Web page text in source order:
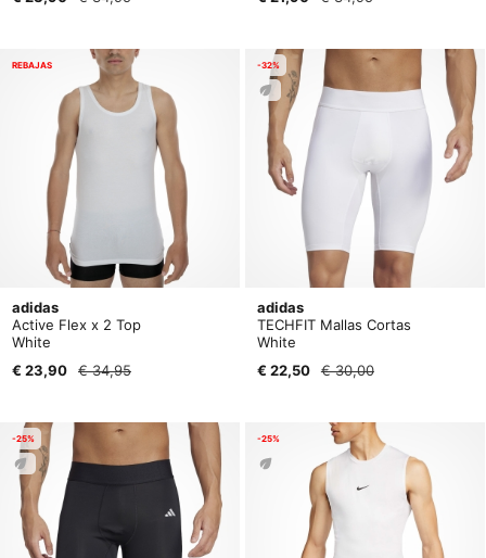
REBAJAS
adidas
Active Flex x 2 Top
White
€ 23,90
€ 34,95
-32%
adidas
TECHFIT Mallas Cortas
White
€ 22,50
€ 30,00
-25% -25%